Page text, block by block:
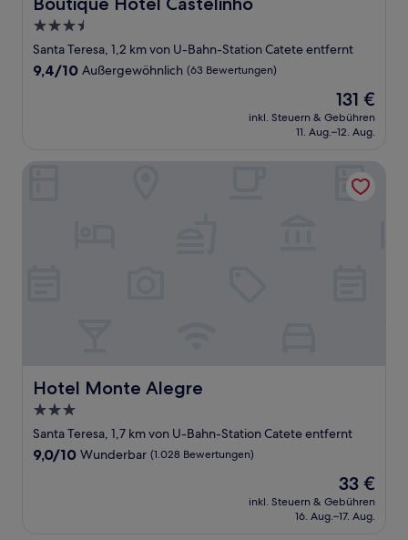
3.5-
Sterne-
Unterkunft
Santa Teresa, 1,2 km von U-Bahn-Station Catete entfernt
9.4
9,4/10 Außergewöhnlich (63 Bewertungen)
Der
Preis
beträgt
131 €
inkl. Steuern & Gebühren
11. Aug.–12. Aug.
Hotel Monte Alegre
Hotel Monte Alegre
3.0-
Sterne-
Unterkunft
Santa Teresa, 1,7 km von U-Bahn-Station Catete entfernt
9.0
9,0/10 Wunderbar (1.028 Bewertungen)
Der
Preis
beträgt
33 €
inkl. Steuern & Gebühren
16. Aug.–17. Aug.